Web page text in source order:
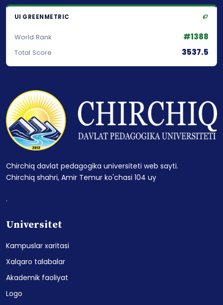
UI GREENMETRIC
World Rank #1388
Total Score 3537.5
Chirchiq davlat pedagogika universiteti web sayti.
Chirchiq shahri, Amir Temur ko'chasi 104 uy
.
Universitet
Kampuslar xaritasi
Xalqaro talabalar
Akademik faoliyat
Logo